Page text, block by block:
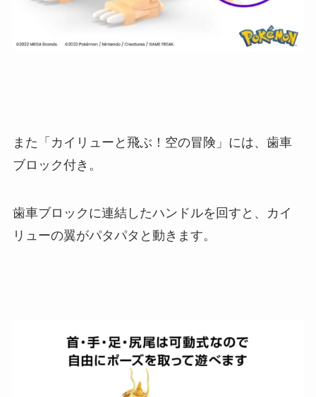
また「カイリューと飛ぶ！空の冒険」には、歯車
ブロック付き。
歯車ブロックに連結したハンドルを回すと、カイ
リューの翼がパタパタと動きます。